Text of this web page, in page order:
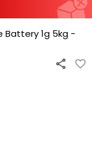
Battery 1g 5kg -